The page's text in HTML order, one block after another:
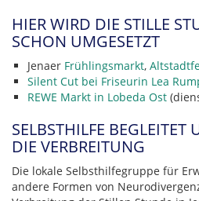
HIER WIRD DIE STILLE
SCHON UMGESETZT
Jenaer Frühlingsmarkt,
Silent Cut bei Friseurin Lea
REWE Markt in Lobeda Ost
SELBSTHILFE BEGLEITET
DIE VERBREITUNG
Die lokale Selbsthilfegruppe für
andere Formen von